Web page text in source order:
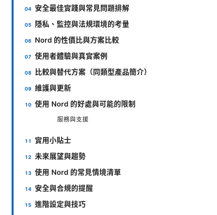
安全最佳實踐與常見問題排解
隱私、監控與法規環境的考量
Nord 的性價比與方案比較
使用者體驗與真實案例
比較與替代方案（同類型產品簡介）
維護與更新
使用 Nord 的好處與可能的限制
服務與支援
實用小貼士
未來展望與趨勢
使用 Nord 的常見情境清單
安全與合規的提醒
進階設定與技巧